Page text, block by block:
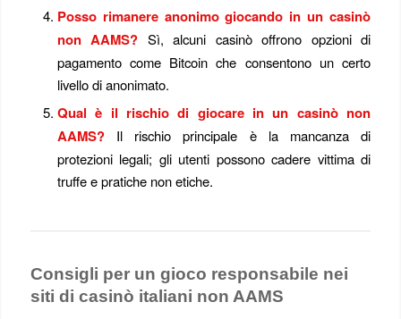
Posso rimanere anonimo giocando in un casinò
non AAMS? Sì, alcuni casinò offrono opzioni di
pagamento come Bitcoin che consentono un certo
livello di anonimato.
Qual è il rischio di giocare in un casinò non
AAMS?Il rischio principale è la mancanza di
protezioni legali; gli utenti possono cadere vittima di
truffe e pratiche non etiche.
Consigli per un gioco responsabile nei
siti di casinò italiani non AAMS